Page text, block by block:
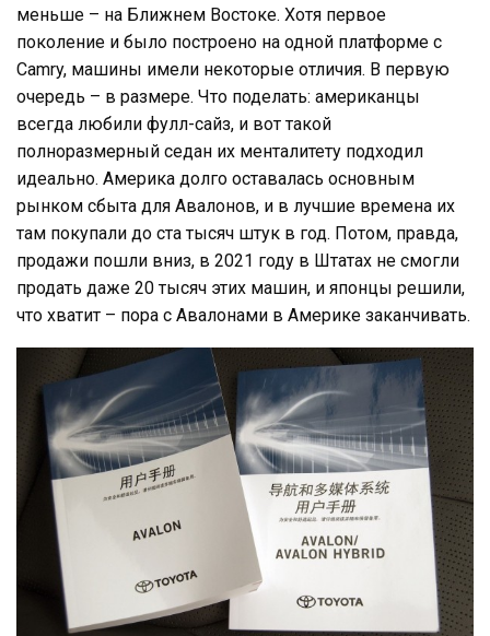
меньше – на Ближнем Востоке. Хотя первое
поколение и было построено на одной платформе с
Camry, машины имели некоторые отличия. В первую
очередь – в размере. Что поделать: американцы
всегда любили фулл-сайз, и вот такой
полноразмерный седан их менталитету подходил
идеально. Америка долго оставалась основным
рынком сбыта для Авалонов, и в лучшие времена их
там покупали до ста тысяч штук в год. Потом, правда,
продажи пошли вниз, в 2021 году в Штатах не смогли
продать даже 20 тысяч этих машин, и японцы решили,
что хватит – пора с Авалонами в Америке заканчивать.